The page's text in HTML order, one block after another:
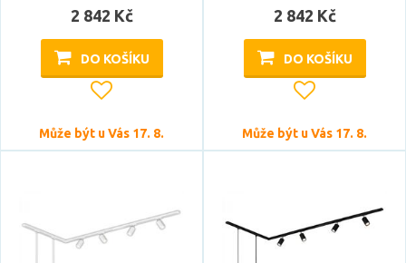
Zdroj světla součástí
ano
ne
Barva
Materiál
2 842 Kč
DO KOŠÍKU
Může být u Vás 17. 8.
2 842 Kč
DO KOŠÍKU
Může být u Vás 17. 8.